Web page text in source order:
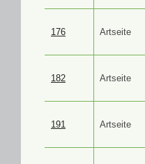
176 Artseite
182 Artseite
191 Artseite